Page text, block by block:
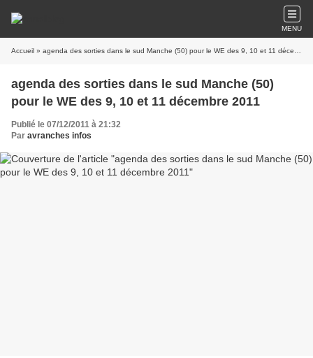
MENU
Accueil » agenda des sorties dans le sud Manche (50) pour le WE des 9, 10 et 11 décembre 2011
agenda des sorties dans le sud Manche (50)
pour le WE des 9, 10 et 11 décembre 2011
Publié le 07/12/2011 à 21:32
Par avranches infos